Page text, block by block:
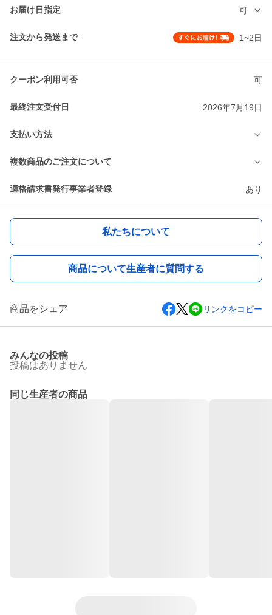
お届け日指定 可
注文から発送まで 1~2日
クーポン利用可否 可
最終注文受付日 2026年7月19日
支払い方法
複数商品のご注文について
適格請求書発行事業者登録 あり
私たちについて
商品について生産者に質問する
商品をシェア リンクをコピー
みんなの投稿
投稿はありません
同じ生産者の商品